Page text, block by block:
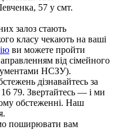
57 у смт.
залоз стають
класу чекають на ваші
ви можете пройти
від сімейного
НСЗУ).
дізнавайтесь за
79. Звертайтесь — і ми
обстеженні. Наш
поширювати вам